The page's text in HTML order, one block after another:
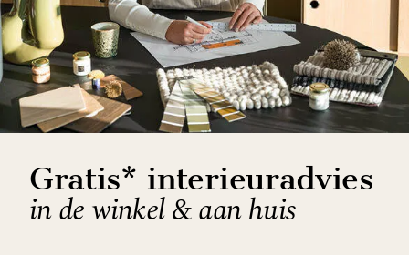
Gratis* interieuradvies
in de winkel & aan huis